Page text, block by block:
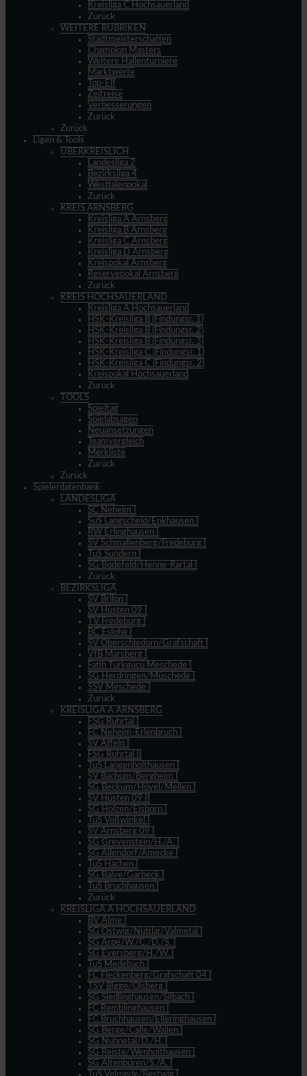
Kreisliga C Hochsauerland
Zurück
WEITERE RUBRIKEN
Stadtmeisterschaften
Champion Masters
Weitere Hallenturniere
Marktwerte
Top-Elf
Zeitreise
Verbesserungen
Zurück
Zurück
Ligen & Tools
ÜBERKREISLICH
Landesliga 2
Bezirksliga 4
Westfalenpokal
Zurück
KREIS ARNSBERG
Kreisliga A Arnsberg
Kreisliga B Arnsberg
Kreisliga C Arnsberg
Kreisliga D Arnsberg
Kreispokal Arnsberg
Reservepokal Arnsberg
Zurück
KREIS HOCHSAUERLAND
Kreisliga A Hochsauerland
HSK-Kreisliga B (Findungsr. 1)
HSK-Kreisliga B (Findungsr. 2)
HSK-Kreisliga B (Findungsr. 3)
HSK-Kreisliga C (Findungsr. 1)
HSK-Kreisliga C (Findungsr. 2)
Kreispokal Hochsauerland
Zurück
TOOLS
Spieltag
Spielabsagen
Neuansetzungen
Teamvergleich
Merkliste
Zurück
Zurück
Spielerdatenbank
LANDESLIGA
SC Neheim I
SuS Langscheid/Enkhausen I
RW Erlinghausen I
SV Schmallenberg/Fredeburg I
TuS Sundern I
SG Bödefeld/Henne-Rartal I
Zurück
BEZIRKSLIGA
SV Brilon I
SV Hüsten 09 I
TV Fredeburg I
BC Eslohe I
SV Oberschledorn/Grafschaft I
VfB Marsberg I
Fatih Türkgücü Meschede I
SG Herdringen/Müschede I
SSV Meschede I
Zurück
KREISLIGA A ARNSBERG
FSG Ruhrtal I
FC Neheim-Erlenbruch I
SV Affeln I
FSG Ruhrtal II
TuS Langenholthausen I
SV Bachum/Bergheim I
SG Beckum/Hövel/Mellen I
SV Hüsten 09 II
SG Holzen/Eisborn I
TuS Voßwinkel I
SV Arnsberg 09 I
SG Grevenstein/H./A. I
SG Allendorf/Amecke I
TuS Hachen I
SG Balve/Garbeck I
TuS Bruchhausen I
Zurück
KREISLIGA A HOCHSAUERLAND
BV Alme I
SG Ostwig/Nuttlar/Valmetal I
SG Arpe/W./C./D./S. I
SG Eversberg/H./W. I
TuS Medebach I
FC Fleckenberg/Grafschaft 04 I
TSV Bigge/Olsberg I
SG Siedlinghausen/Silbach I
FC Remblinghausen I
FC Bruchhausen/Elleringhausen I
SG Berge/Calle/Wallen I
SG Nuhnetal/D./H. I
SG Reiste/Wenholthausen I
SG Altenbüren/S./A. I